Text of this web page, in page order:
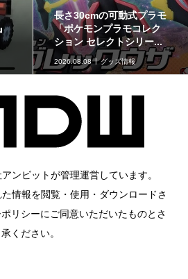
最初のパートナーポケモ
ンなど30種！「ポケット
モンスター30周年 ミニ...
2026.08.07 グッズ情報
ンビットが管理運営しています。
情報を閲覧・使用・ダウンロードさ
リシーにご同意いただいたものとさ
ください。